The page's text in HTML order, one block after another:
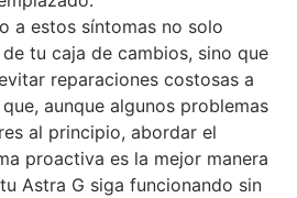
a estos síntomas no solo
tu caja de cambios, sino que
reparaciones costosas a
aunque algunos problemas
al principio, abordar el
proactiva es la mejor manera
Astra G siga funcionando sin